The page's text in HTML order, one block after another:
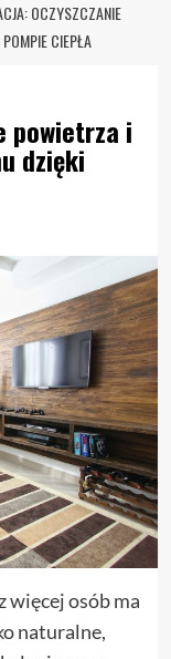
OCZYSZCZANIE
CIEPŁA
powietrza i
dzięki
więcej osób ma
naturalne,